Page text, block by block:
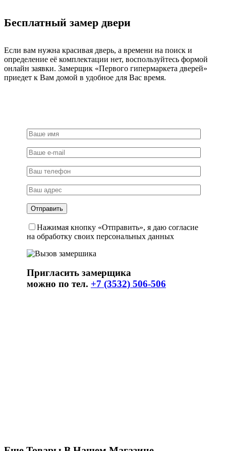
Бесплатный замер двери
Если вам нужна красивая дверь, а времени на поиск и
определение её комплектации нет, воспользуйтесь формой
онлайн заявки. Замерщик «Первого гипермаркета дверей»
приедет к Вам домой в удобное для Вас время.
Нажимая кнопку «Отправить», я даю согласие
на обработку своих персональных данных
Пригласить замерщика
можно по тел. +7 (3532) 506-506